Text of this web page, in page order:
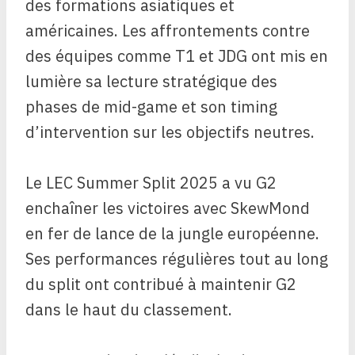
des formations asiatiques et
américaines. Les affrontements contre
des équipes comme T1 et JDG ont mis en
lumière sa lecture stratégique des
phases de mid-game et son timing
d’intervention sur les objectifs neutres.
Le LEC Summer Split 2025 a vu G2
enchaîner les victoires avec SkewMond
en fer de lance de la jungle européenne.
Ses performances régulières tout au long
du split ont contribué à maintenir G2
dans le haut du classement.